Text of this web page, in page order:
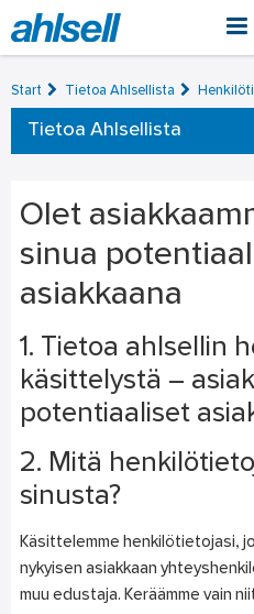
Start Tietoa Ahlsellista
Tietoa Ahlsellista
Olet
sinua
asiakkaana
1. Tietoa ahlsellin
käsittelystä –
potentiaaliset
2. Mitä
sinusta?
Käsittelemme henkilötietojasi,
nykyisen asiakkaan
muu edustaja. Keräämme vain